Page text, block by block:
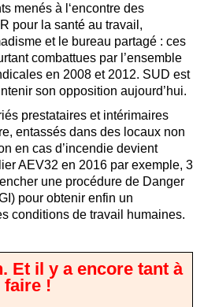
menés à l‘encontre des
pour la santé au travail,
et le bureau partagé : ces
combattues par l’ensemble
en 2008 et 2012. SUD est
son opposition aujourd’hui.
prestataires et intérimaires
entassés dans des locaux non
en cas d’incendie devient
AEV32 en 2016 par exemple, 3
une procédure de Danger
pour obtenir enfin un
conditions de travail humaines.
Et il y a encore tant à
faire !